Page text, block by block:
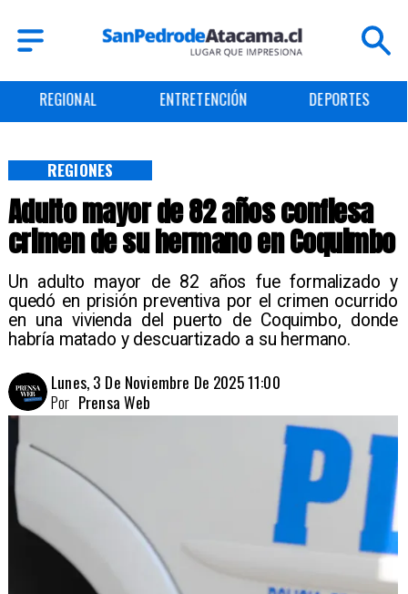
REGIONAL ENTRETENCIÓN DEPORTES
Adulto mayor de 82 años confiesa
crimen de su hermano en Coquimbo
Un adulto mayor de 82 años fue formalizado y
quedó en prisión preventiva por el crimen ocurrido
en una vivienda del puerto de Coquimbo, donde
habría matado y descuartizado a su hermano.
REGIONES
Lunes, 3 De Noviembre De 2025 11:00
Prensa Web
Por